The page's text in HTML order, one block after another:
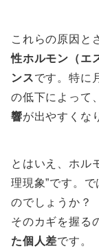
これらの原因と
性ホルモン（エ
ンスです。特に
の低下によって、
響が出やすくな
とはいえ、ホル
理現象”です。
のでしょうか？
そのカギを握る
た個人差です。